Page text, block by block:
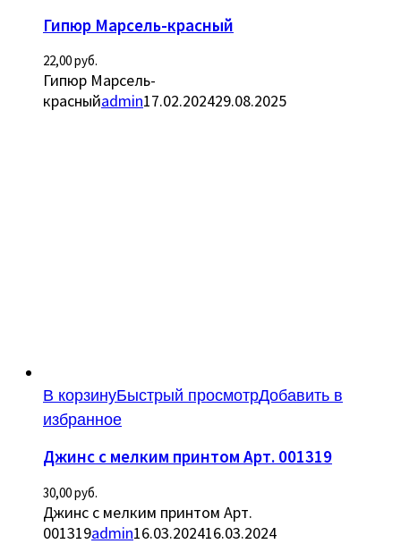
Гипюр Марсель-красный
22,00руб.
Гипюр Марсель-
красныйadmin17.02.202429.08.2025
В корзинуБыстрый просмотрДобавить в
избранное
Джинс с мелким принтом Арт. 001319
30,00руб.
Джинс с мелким принтом Арт.
001319admin16.03.202416.03.2024